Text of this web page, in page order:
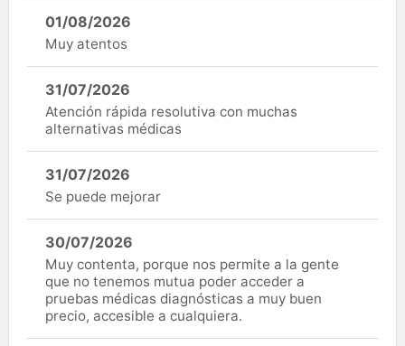
01/08/2026
Muy atentos
31/07/2026
Atención rápida resolutiva con muchas
alternativas médicas
31/07/2026
Se puede mejorar
30/07/2026
Muy contenta, porque nos permite a la gente
que no tenemos mutua poder acceder a
pruebas médicas diagnósticas a muy buen
precio, accesible a cualquiera.